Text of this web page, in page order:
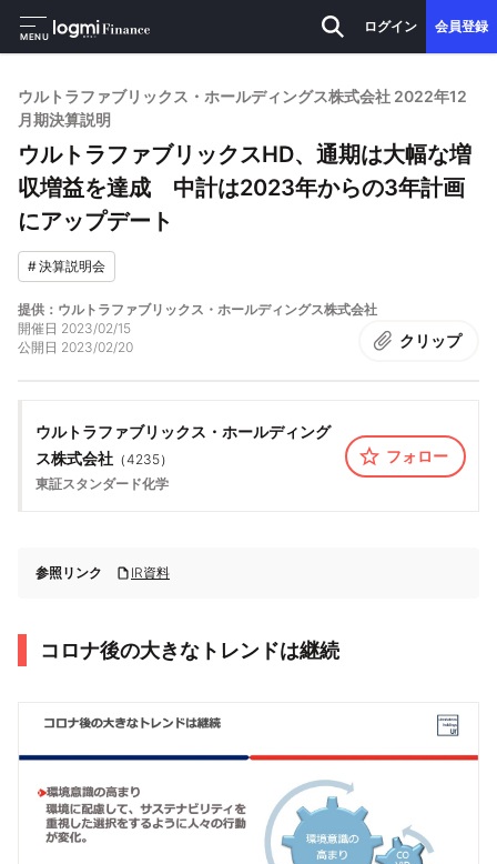
MENU
ログイン 会員登録
ウルトラファブリックス・ホールディングス株式会社 2022年12
月期決算説明
ウルトラファブリックスHD、通期は大幅な増
収増益を達成 中計は2023年からの3年計画
にアップデート
#決算説明会
提供：ウルトラファブリックス・ホールディングス株式会社
開催日 2023/02/15
公開日 2023/02/20 クリップ
ウルトラファブリックス・ホールディング
ス株式会社 （4235）
東証スタンダード化学
フォロー
参照リンク IR資料
コロナ後の大きなトレンドは継続